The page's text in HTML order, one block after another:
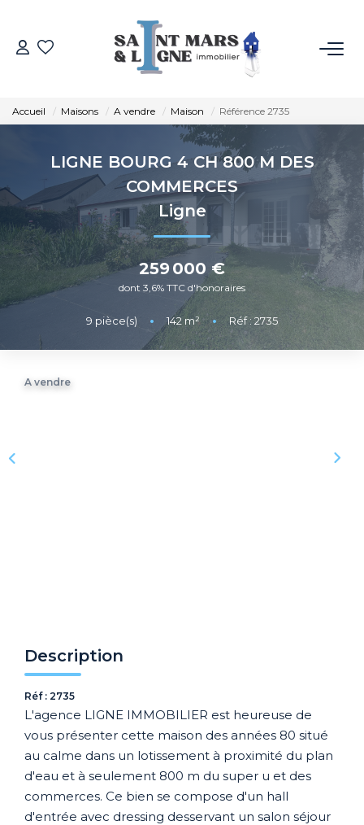
LOUER
ESTIMER
NOS MÉTIERS
NOS AGENCES
Qui Sommes-Nous
Notre Équipe
Accueil Maisons A vendre Maison Référence 2735
LIGNE BOURG 4 CH 800 M DES
COMMERCES
Ligne
259 000 €
dont 3,6% TTC d'honoraires
9 pièce(s) • 142m² • Réf : 2735
A vendre
Description
Réf : 2735
L'agence LIGNE IMMOBILIER est heureuse de
vous présenter cette maison des années 80 situé
au calme dans un lotissement à proximité du plan
d'eau et à seulement 800 m du super u et des
commerces. Ce bien se compose d'un hall
d'entrée avec dressing desservant un salon séjour